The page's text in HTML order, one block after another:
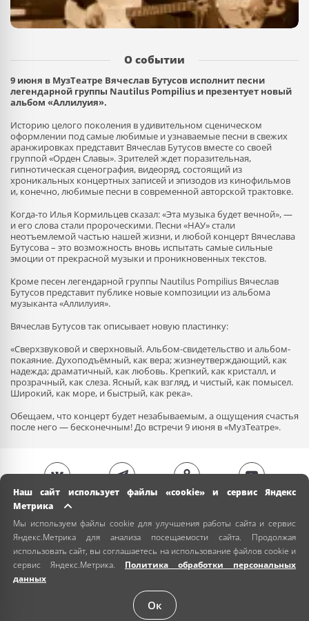
О событии
9 июня в МузТеатре Вячеслав Бутусов исполнит песни
легендарной группы Nautilus Pompilius и презентует новый
альбом «Аллилуия».
Историю целого поколения в удивительном сценическом
оформлении под самые любимые и узнаваемые песни в свежих
аранжировках представит Вячеслав Бутусов вместе со своей
группой «Орден Славы». Зрителей ждет поразительная,
гипнотическая сценография, видеоряд, состоящий из
хроникальных концертных записей и эпизодов из кинофильмов
и, конечно, любимые песни в современной авторской трактовке.
Когда-то Илья Кормильцев сказал: «Эта музыка будет вечной», —
и его слова стали пророческими. Песни «НАУ» стали
неотъемлемой частью нашей жизни, и любой концерт Вячеслава
Бутусова – это возможность вновь испытать самые сильные
эмоции от прекрасной музыки и проникновенных текстов.
Кроме песен легендарной группы Nautilus Pompilius Вячеслав
Бутусов представит публике новые композиции из альбома
музыканта «Аллилуия».
Вячеслав Бутусов так описывает новую пластинку:
«Сверхзвуковой и сверхновый. Альбом-свидетельство и альбом-
покаяние. Духоподъёмный, как вера; жизнеутверждающий, как
надежда; драматичный, как любовь. Крепкий, как кристалл, и
прозрачный, как слеза. Ясный, как взгляд, и чистый, как помысел.
Широкий, как море, и быстрый, как река».
Обещаем, что концерт будет незабываемым, а ощущения счастья
после него — бесконечным! До встречи 9 июня в «МузТеатре».
Наш сайт использует файлы «cookie» и сервис Яндекс
Метрика
Мы используем файлы cookie для улучшения работы сайта и сервис
Яндекс.Метрика для анализа посещаемости сайта. Продолжая
использовать сайт, вы соглашаетесь на использование файлов cookie и
сервис Яндекс.Метрика. Политика обработки персональных
данных
Ок